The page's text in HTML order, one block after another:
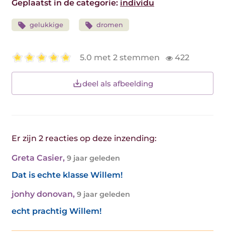
Geplaatst in de categorie: individu
gelukkige dromen
5.0 met 2 stemmen 422
deel als afbeelding
Er zijn 2 reacties op deze inzending:
Greta Casier, 9 jaar geleden
Dat is echte klasse Willem!
jonhy donovan, 9 jaar geleden
echt prachtig Willem!